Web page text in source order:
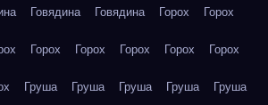
Говядина Говядина Горох Горох
Горох Горох Горох Горох Горох
Груша Груша Груша Груша Груша